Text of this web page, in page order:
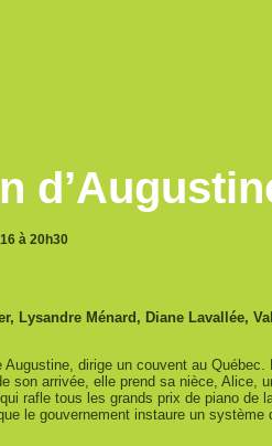
à 20h30
Lysandre Ménard, Diane Lavallée,
dirige un couvent au
son arrivée, elle prend sa nièce, Alice,
rafle tous les grands prix de piano
le gouvernement instaure un